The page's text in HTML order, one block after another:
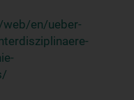
en/ueber-